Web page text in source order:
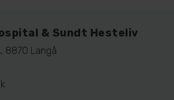
& Sundt Hesteliv
8870 Langå